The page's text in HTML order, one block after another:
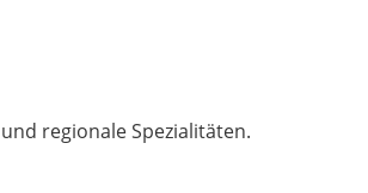
regionale Spezialitäten.